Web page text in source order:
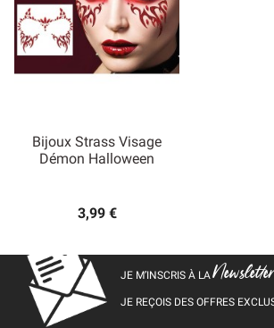
Bijoux Strass Visage
Démon Halloween
3,99 €
JE M’INSCRIS À LA
JE REÇOIS DES OFFRES